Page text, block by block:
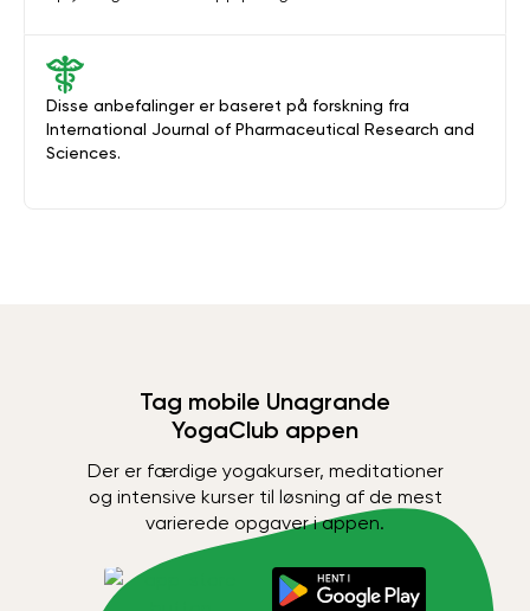
Disse anbefalinger er baseret på forskning fra
International Journal of Pharmaceutical Research and
Sciences.
Tag mobile Unagrande
YogaClub appen
Der er færdige yogakurser, meditationer
og intensive kurser til løsning af de mest
varierede opgaver i appen.